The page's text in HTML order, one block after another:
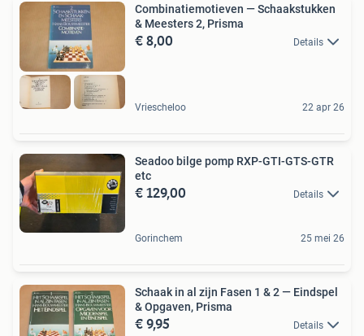
Combinatiemotieven — Schaakstukken
& Meesters 2, Prisma
€ 8,00 Details
Vriescheloo 22 apr 26
Seadoo bilge pomp RXP-GTI-GTS-GTR
etc
€ 129,00 Details
Gorinchem 25 mei 26
Schaak in al zijn Fasen 1 & 2 — Eindspel
& Opgaven, Prisma
€ 9,95 Details